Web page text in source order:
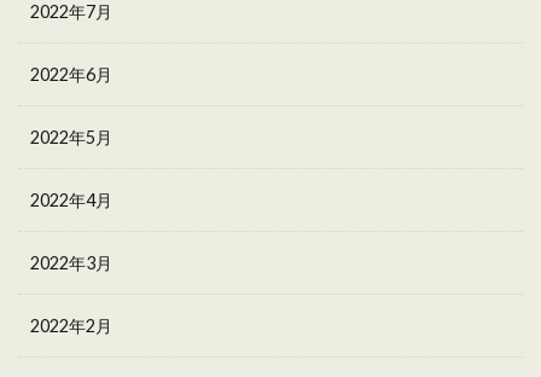
2022年7月
2022年6月
2022年5月
2022年4月
2022年3月
2022年2月